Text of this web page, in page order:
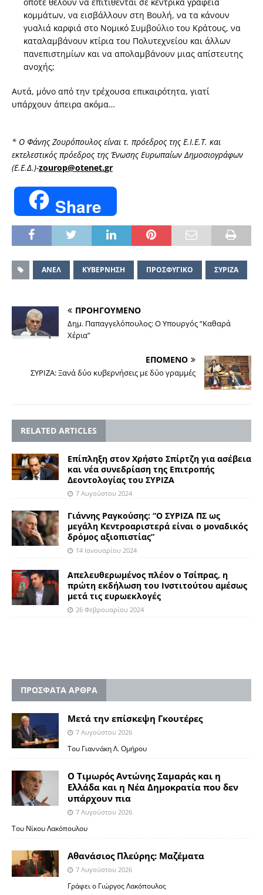
κομμάτων, να εισβάλλουν στη Βουλή, να τα κάνουν
γυαλιά καρφιά στο Νομικό Συμβούλιο του Κράτους, να
καταλαμβάνουν κτίρια του Πολυτεχνείου και άλλων
πανεπιστημίων και να απολαμβάνουν μιας απίστευτης
ανοχής;
Αυτά, μόνο από την τρέχουσα επικαιρότητα, γιατί
υπάρχουν άπειρα ακόμα…
* Ο Φάνης Ζουρόπουλος είναι τ. πρόεδρος της Ε.Ι.Ε.Τ. και
εκτελεστικός πρόεδρος της Ένωσης Ευρωπαίων Δημοσιογράφων
(Ε.Ε.Δ.)-zourop@otenet.gr
Share
ΑΝΕΛ ΚΥΒΕΡΝΗΣΗ ΠΡΟΣΦΥΓΙΚΟ ΣΥΡΙΖΑ
ΠΡΟΗΓΟΥΜΕΝΟ
Δημ. Παπαγγελόπουλος: O Υπουργός “Καθαρά
Χέρια”
ΕΠΟΜΕΝΟ
ΣΥΡΙΖΑ: Ξανά δύο κυβερνήσεις με δύο γραμμές
RELATED ARTICLES
Επίπληξη στον Χρήστο Σπίρτζη για ασέβεια
και νέα συνεδρίαση της Επιτροπής
Δεοντολογίας του ΣΥΡΙΖΑ
7 Αυγούστου 2024
Γιάννης Ραγκούσης: “Ο ΣΥΡΙΖΑ ΠΣ ως
μεγάλη Κεντροαριστερά είναι ο μοναδικός
δρόμος αξιοπιστίας”
14 Ιανουαρίου 2024
Απελευθερωμένος πλέον ο Τσίπρας, η
πρώτη εκδήλωση του Ινστιτούτου αμέσως
μετά τις ευρωεκλογές
26 Φεβρουαρίου 2024
ΠΡΟΣΦΑΤΑ ΑΡΘΡΑ
Μετά την επίσκεψη Γκουτέρες
7 Αυγούστου 2026
Του Γιαννάκη Λ. Ομήρου
Ο Τιμωρός Αντώνης Σαμαράς και η
Ελλάδα και η Νέα Δημοκρατία που δεν
υπάρχουν πια
7 Αυγούστου 2026
Του Νίκου Λακόπουλου
Αθανάσιος Πλεύρης: Μαζέματα
7 Αυγούστου 2026
Γράφει ο Γιώργος Λακόπουλος